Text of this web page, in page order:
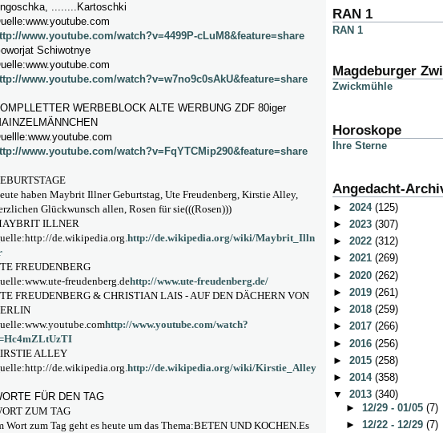
........Kartoschki
www.youtube.com/watch?v=4499P-cLuM8&feature=share
Schiwotnye
www.youtube.com/watch?v=w7no9c0sAkU&feature=share
WERBEBLOCK ALTE WERBUNG ZDF 80iger
www.youtube.com/watch?v=FqYTCMip290&feature=share
haben Maybrit Illner Geburtstag, Ute Freudenberg, Kirstie Alley,
Glückwunsch allen, Rosen für sie(((Rosen)))
ILLNER
de.wikipedia.org.http://de.wikipedia.org/wiki/Maybrit_Illn
FREUDENBERG
freudenberg.dehttp://www.ute-freudenberg.de/
FREUDENBERG & CHRISTIAN LAIS - AUF DEN DÄCHERN VON
http://www.youtube.com/watch?
ALLEY
de.wikipedia.org.http://de.wikipedia.org/wiki/Kirstie_Alley
FÜR DEN TAG
ZUM TAG
Wort zum Tag geht es heute um das Thema:BETEN UND KOCHEN.Es
RAN 1
RAN 1
Magdeburger
Zwickmühle
Horoskope
Ihre Sterne
Angedacht-
► 2024 (125)
► 2023 (307)
► 2022 (312)
► 2021 (269)
► 2020 (262)
► 2019 (261)
► 2018 (259)
► 2017 (266)
► 2016 (256)
► 2015 (258)
► 2014 (358)
▼ 2013 (340)
► 12/29 - 01/05 (7)
► 12/22 - 12/29 (7)